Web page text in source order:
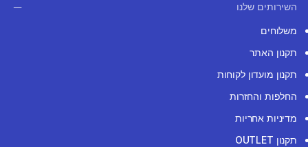
השירותים שלנו
משלוחים
תקנון האתר
תקנון מועדון לקוחות
החלפות והחזרות
מדיניות אחריות
תקנון OUTLET